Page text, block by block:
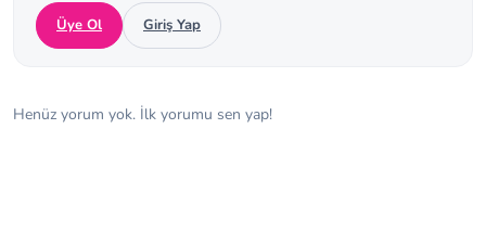
Üye Ol
Giriş Yap
Henüz yorum yok. İlk yorumu sen yap!